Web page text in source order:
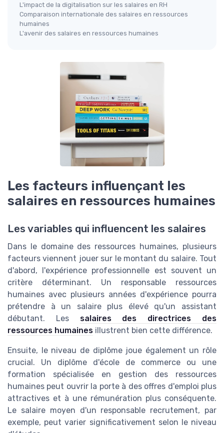
L'impact de la digitalisation sur les salaires en RH
Comparaison internationale des salaires en ressources
humaines
L'avenir des salaires en ressources humaines
Les facteurs influençant les
salaires en ressources humaines
Les variables qui influencent les salaires
Dans le domaine des ressources humaines, plusieurs
facteurs viennent jouer sur le montant du salaire. Tout
d'abord, l'expérience professionnelle est souvent un
critère déterminant. Un responsable ressources
humaines avec plusieurs années d'expérience pourra
prétendre à un salaire plus élevé qu'un assistant
débutant. Les salaires des directrices des
ressources humaines illustrent bien cette différence.
Ensuite, le niveau de diplôme joue également un rôle
crucial. Un diplôme d'école de commerce ou une
formation spécialisée en gestion des ressources
humaines peut ouvrir la porte à des offres d'emploi plus
attractives et à une rémunération plus conséquente.
Le salaire moyen d'un responsable recrutement, par
exemple, peut varier significativement selon le niveau